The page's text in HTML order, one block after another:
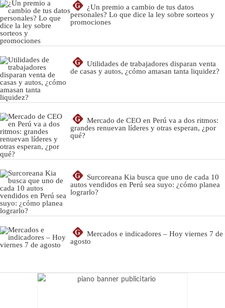
G
¿Un premio a cambio de tus datos
personales? Lo que dice la ley sobre sorteos y
promociones
G
Utilidades de trabajadores disparan venta
de casas y autos, ¿cómo amasan tanta liquidez?
G
Mercado de CEO en Perú va a dos ritmos:
grandes renuevan líderes y otras esperan, ¿por
qué?
G
Surcoreana Kia busca que uno de cada 10
autos vendidos en Perú sea suyo: ¿cómo planea
lograrlo?
G
Mercados e indicadores – Hoy viernes 7 de
agosto